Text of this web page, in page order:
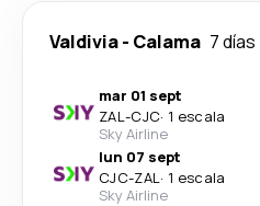
Valdivia- Calama 7 días
mar 01 sept
ZAL-CJC· 1 escala
Sky Airline
lun 07 sept
CJC-ZAL· 1 escala
Sky Airline